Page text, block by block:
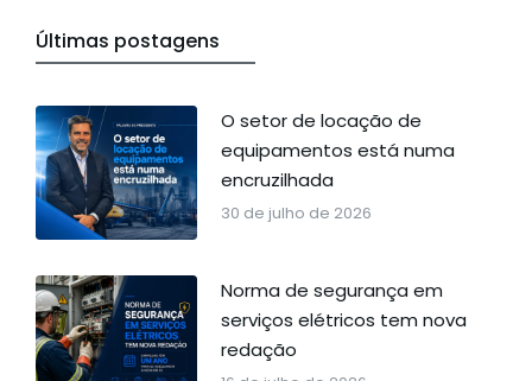
Últimas postagens
O setor de locação de
equipamentos está numa
encruzilhada
30 de julho de 2026
Norma de segurança em
serviços elétricos tem nova
redação